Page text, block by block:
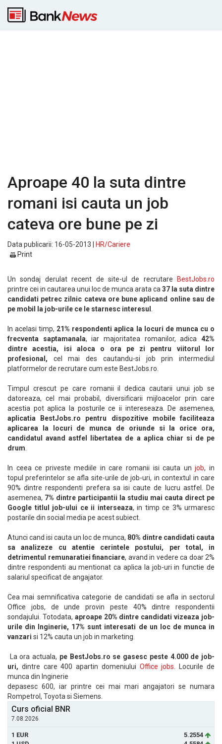
Aproape 40 la suta dintre
romani isi cauta un job
cateva ore bune pe zi
Data publicarii: 16-05-2013 |
HR/Cariere
Print
Un sondaj derulat recent de site-ul de recrutare
BestJobs.ro
printre cei in cautarea unui loc de munca arata ca 37 la suta dintre
candidati petrec zilnic cateva ore bune aplicand online sau de
pe mobil la job-urile ce le starnesc interesul
In acelasi timp, 21% respondenti aplica la locuri de munca cu o
frecventa saptamanala, iar majoritatea romanilor, adica42%
dintre acestia, isi aloca o ora pe zi pentru viitorul lor
profesional, cel mai des cautandu-si job prin intermediul
platformelor de recrutare cum este BestJobs.ro.
Timpul crescut pe care romanii il dedica cautarii unui job se
datoreaza, cel mai probabil, diversificarii mijloacelor prin care
acestia pot aplica la posturile ce ii intereseaza. De asemenea,
aplicatia BestJobs.ro pentru dispozitive mobile faciliteaza
aplicarea la locuri de munca de oriunde si la orice ora,
candidatul avand astfel libertatea de a aplica chiar si de pe
drum
In ceea ce priveste mediile in care romanii isi cauta unjob, in
topul preferintelor se afla site-urile de job-uri, in contextul in care
90% dintre respondenti prefera sa isi caute de lucru astfel. De
asemenea, 7% dintre participantii la studiu mai cauta direct pe
Google titlul job-ului ce ii interseaza, in timp ce 3% urmaresc
postarile din social media pe acest subiect.
Atunci cand isi cauta un loc de munca, 80% dintre candidati cauta
sa analizeze cu atentie cerintele postului, per total, in
detrimentul remunaratiei financiare, avand in vedere ca doar 2%
dintre respondenti au mentionat ca aplica la job-uri in functie de
salariul specificat de angajator.
Cea mai semnificativa categorie de candidati se afla in sectorul
Office jobs, de unde provin peste 40% dintre respondentii
sondajului. Totodata, aproape 20% dintre candidati vizeaza job-
urile din Inginerie, 17% sunt interesati de un loc de munca in
vanzari si 12% cauta un job in marketing.
La ora actuala, pe BestJobs.ro se gasesc peste 4.000 de job-
uri, dintre care 400 apartin domeniului Office jobs . Locurile de
munca din Inginerie
depasesc 600, iar printre cei mai mari angajatori se numara
Rompetrol, Toyota si Siemens.
Curs oficial BNR
7.08.2026
1 EUR
5.2554